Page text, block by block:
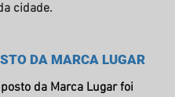
cidade.
DA MARCA LUGAR
da Marca Lugar foi